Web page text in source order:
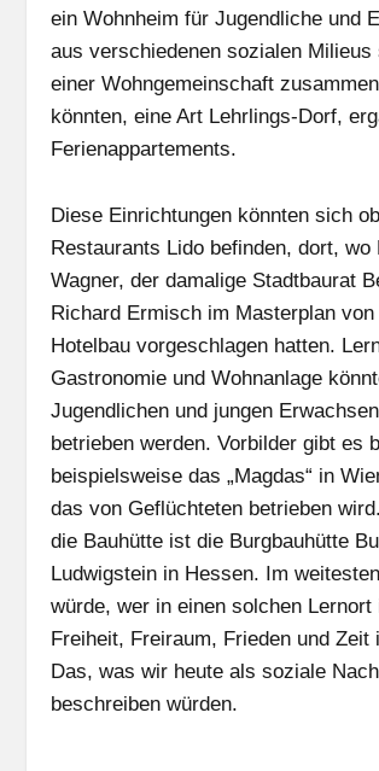
ein Wohnheim für Jugendliche und
aus verschiedenen sozialen Milieus
einer Wohngemeinschaft
könnten, eine Art Lehrlings-Dorf,
Ferienappartements.
Diese Einrichtungen könnten sich
Restaurants Lido befinden, dort, wo
Wagner, der damalige Stadtbaurat
Richard Ermisch im Masterplan von
Hotelbau vorgeschlagen hatten.
Gastronomie und Wohnanlage
Jugendlichen und jungen
betrieben werden. Vorbilder gibt es
beispielsweise das „Magdas“ in
das von Geflüchteten betrieben
die Bauhütte ist die Burgbauhütte
Ludwigstein in Hessen. Im
würde, wer in einen solchen
Freiheit, Freiraum, Frieden und Zeit
Das, was wir heute als soziale
beschreiben würden.